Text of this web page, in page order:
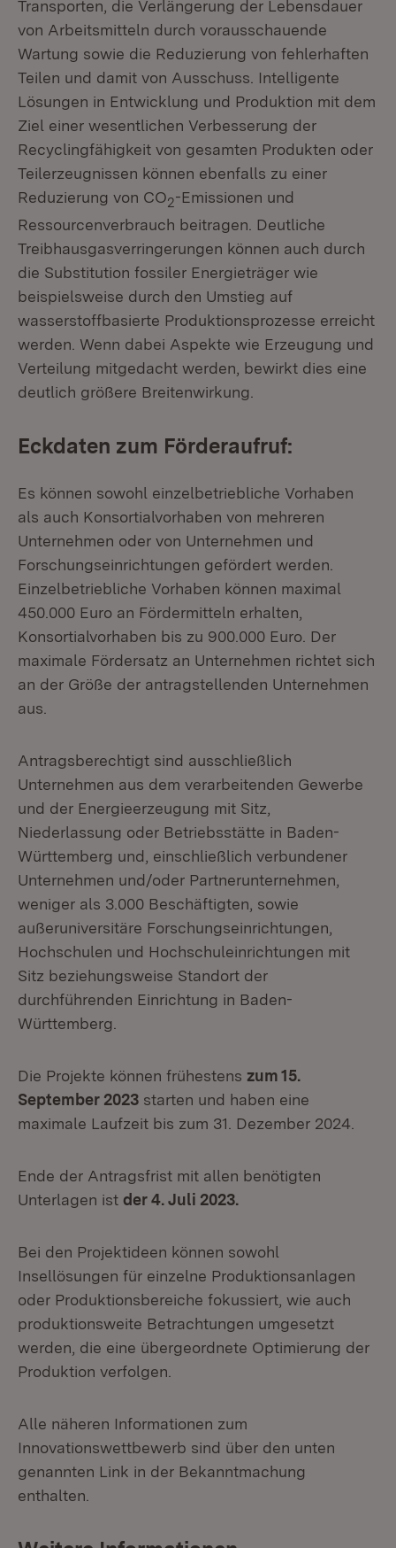
Transporten, die Verlängerung der Lebensdauer
von Arbeitsmitteln durch vorausschauende
Wartung sowie die Reduzierung von fehlerhaften
Teilen und damit von Ausschuss. Intelligente
Lösungen in Entwicklung und Produktion mit dem
Ziel einer wesentlichen Verbesserung der
Recyclingfähigkeit von gesamten Produkten oder
Teilerzeugnissen können ebenfalls zu einer
Reduzierung von CO2-Emissionen und
Ressourcenverbrauch beitragen. Deutliche
Treibhausgasverringerungen können auch durch
die Substitution fossiler Energieträger wie
beispielsweise durch den Umstieg auf
wasserstoffbasierte Produktionsprozesse erreicht
werden. Wenn dabei Aspekte wie Erzeugung und
Verteilung mitgedacht werden, bewirkt dies eine
deutlich größere Breitenwirkung.
Eckdaten zum Förderaufruf:
Es können sowohl einzelbetriebliche Vorhaben
als auch Konsortialvorhaben von mehreren
Unternehmen oder von Unternehmen und
Forschungseinrichtungen gefördert werden.
Einzelbetriebliche Vorhaben können maximal
450.000 Euro an Fördermitteln erhalten,
Konsortialvorhaben bis zu 900.000 Euro. Der
maximale Fördersatz an Unternehmen richtet sich
an der Größe der antragstellenden Unternehmen
aus.
Antragsberechtigt sind ausschließlich
Unternehmen aus dem verarbeitenden Gewerbe
und der Energieerzeugung mit Sitz,
Niederlassung oder Betriebsstätte in Baden-
Württemberg und, einschließlich verbundener
Unternehmen und/oder Partnerunternehmen,
weniger als 3.000 Beschäftigten, sowie
außeruniversitäre Forschungseinrichtungen,
Hochschulen und Hochschuleinrichtungen mit
Sitz beziehungsweise Standort der
durchführenden Einrichtung in Baden-
Württemberg.
Die Projekte können frühestens zum 15.
September 2023 starten und haben eine
maximale Laufzeit bis zum 31. Dezember 2024.
Ende der Antragsfrist mit allen benötigten
Unterlagen ist der 4. Juli 2023.
Bei den Projektideen können sowohl
Insellösungen für einzelne Produktionsanlagen
oder Produktionsbereiche fokussiert, wie auch
produktionsweite Betrachtungen umgesetzt
werden, die eine übergeordnete Optimierung der
Produktion verfolgen.
Alle näheren Informationen zum
Innovationswettbewerb sind über den unten
genannten Link in der Bekanntmachung
enthalten.